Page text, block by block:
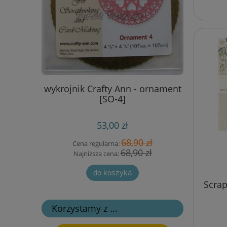
wykrojnik Crafty Ann - ornament
[SO-4]
53,00 zł
Cena regularna:68,90 zł
Najniższa cena:68,90 zł
do koszyka
Korzystamy z ...